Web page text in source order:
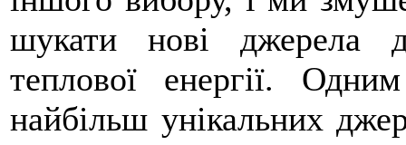
Більш докладно дивіться Серія EUROPA , яка так само виконує ще
шукати нові джерела
теплової енергії.
найбільш унікальних